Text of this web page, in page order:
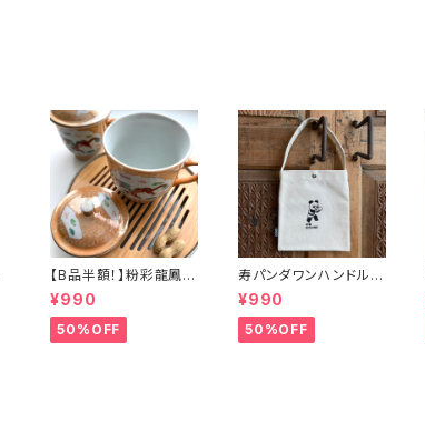
【B品半額！】粉彩龍鳳図
蓋碗（80年代景徳鎮デ
ッドストック）
¥990
50%OFF
寿パンダワンハンドルバ
ッグ
¥990
50%OFF